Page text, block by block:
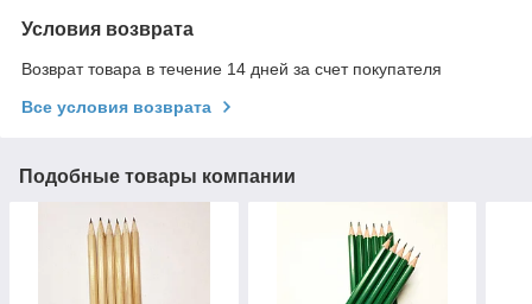
Условия возврата
Возврат товара в течение 14 дней за счет покупателя
Все условия возврата
Подобные товары компании